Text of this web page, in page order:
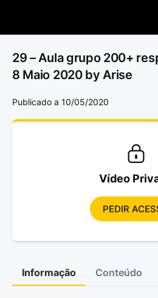
29 – Aula grupo 200+
8 Maio 2020 by Arise
Publicado a 10/05/2020
Vídeo
PEDIR
Informação Conteúdo